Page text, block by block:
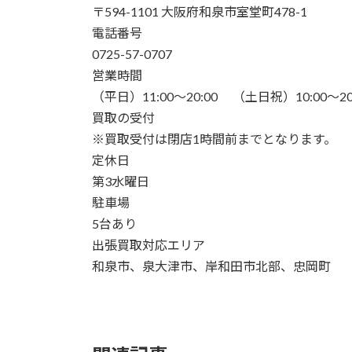
〒594-1101 大阪府和泉市室堂町478-1
電話番号
0725-57-0707
営業時間
（平日）11:00～20:00 （土日祝）10:00～
買取の受付
※買取受付は閉店1時間前までとなります。
定休日
第3水曜日
駐車場
5台あり
出張買取対応エリア
和泉市、泉大津市、岸和田市北部、忠岡町